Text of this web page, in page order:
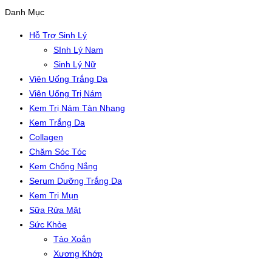
Danh Mục
Hỗ Trợ Sinh Lý
SInh Lý Nam
Sinh Lý Nữ
Viên Uống Trắng Da
Viên Uống Trị Nám
Kem Trị Nám Tàn Nhang
Kem Trắng Da
Collagen
Chăm Sóc Tóc
Kem Chống Nắng
Serum Dưỡng Trắng Da
Kem Trị Mụn
Sữa Rửa Mặt
Sức Khỏe
Tảo Xoắn
Xương Khớp